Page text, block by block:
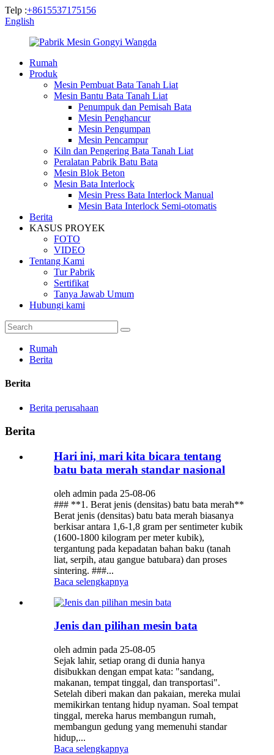
Telp :+8615537175156
English
Rumah
Produk
Mesin Pembuat Bata Tanah Liat
Mesin Bantu Bata Tanah Liat
Penumpuk dan Pemisah Bata
Mesin Penghancur
Mesin Pengumpan
Mesin Pencampur
Kiln dan Pengering Bata Tanah Liat
Peralatan Pabrik Batu Bata
Mesin Blok Beton
Mesin Bata Interlock
Mesin Press Bata Interlock Manual
Mesin Bata Interlock Semi-otomatis
Berita
KASUS PROYEK
FOTO
VIDEO
Tentang Kami
Tur Pabrik
Sertifikat
Tanya Jawab Umum
Hubungi kami
Rumah
Berita
Berita
Berita perusahaan
Berita
Hari ini, mari kita bicara tentang
batu bata merah standar nasional
oleh admin pada 25-08-06
### **1. Berat jenis (densitas) batu bata merah**
Berat jenis (densitas) batu bata merah biasanya
berkisar antara 1,6-1,8 gram per sentimeter kubik
(1600-1800 kilogram per meter kubik),
tergantung pada kepadatan bahan baku (tanah
liat, serpih, atau gangue batubara) dan proses
sintering. ###...
Baca selengkapnya
Jenis dan pilihan mesin bata
oleh admin pada 25-08-05
Sejak lahir, setiap orang di dunia hanya
disibukkan dengan empat kata: "sandang,
makanan, tempat tinggal, dan transportasi".
Setelah diberi makan dan pakaian, mereka mulai
memikirkan tentang hidup nyaman. Soal tempat
tinggal, mereka harus membangun rumah,
membangun gedung yang memenuhi standar
hidup,...
Baca selengkapnya